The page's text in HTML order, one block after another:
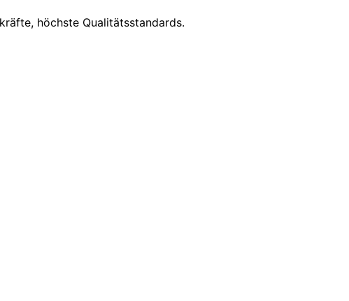
höchste Qualitätsstandards.